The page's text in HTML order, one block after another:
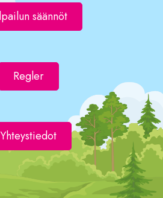
säännöt
Regler
Yhteystiedot